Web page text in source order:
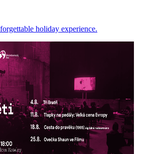
holiday experience.